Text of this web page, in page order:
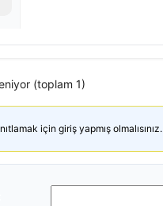
(toplam 1)
için giriş yapmış olmalısınız.